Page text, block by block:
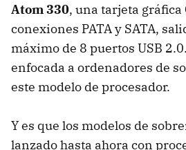
Atom 330, una tarjeta gráfica
conexiones PATA y SATA,
máximo de 8 puertos USB
enfocada a ordenadores de
este modelo de procesador.
Y es que los modelos de
lanzado hasta ahora con